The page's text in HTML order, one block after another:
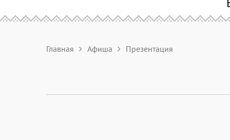
Главная Афиша Презентация